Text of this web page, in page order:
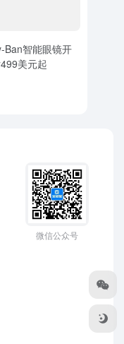
Ban智能眼镜开
美元起
微信公众号